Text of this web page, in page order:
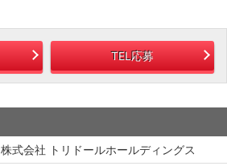
TEL応募
株式会社 トリドールホールディングス